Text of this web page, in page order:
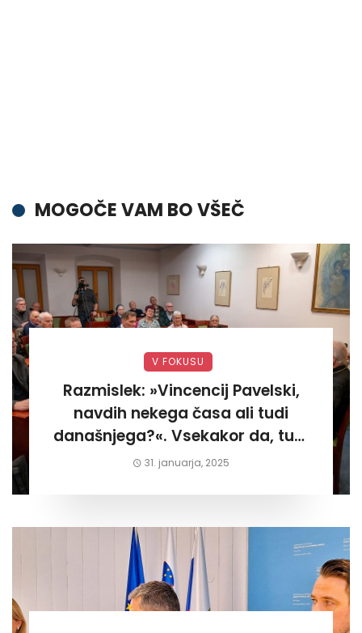
MOGOČE VAM BO VŠEČ
V FOKUSU
Razmislek: »Vincencij Pavelski,
navdih nekega časa ali tudi
današnjega?«. Vsekakor da, tudi
današnjega«
31. januarja, 2025